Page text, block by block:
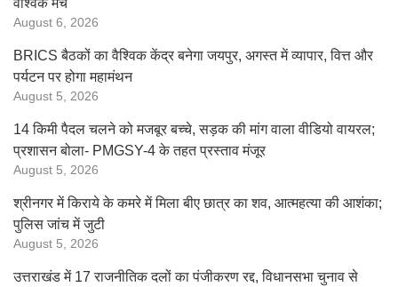
August 6, 2026
BRICS बैठकों का वैश्विक केंद्र बनेगा जयपुर, अगस्त में व्यापार, वित्त और
पर्यटन पर होगा महामंथन
August 5, 2026
14 किमी पैदल चलने को मजबूर बच्चे, सड़क की मांग वाला वीडियो वायरल;
प्रशासन बोला- PMGSY-4 के तहत प्रस्ताव मंजूर
August 5, 2026
श्रीनगर में किराये के कमरे में मिला बीए छात्र का शव, आत्महत्या की आशंका;
पुलिस जांच में जुटी
August 5, 2026
उत्तराखंड में 17 राजनीतिक दलों का पंजीकरण रद्द, विधानसभा चुनाव से